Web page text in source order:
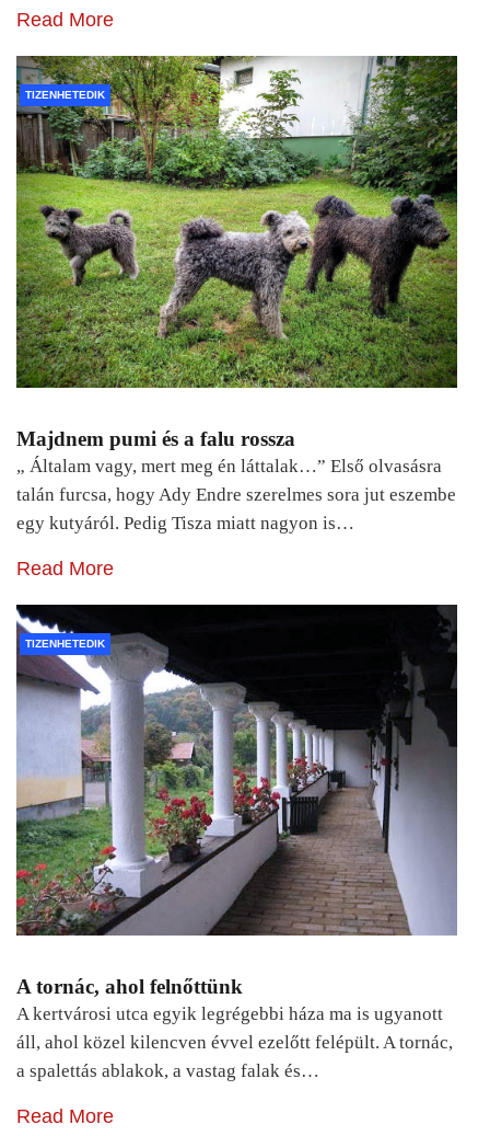
Read More
TIZENHETEDIK
Majdnem pumi és a falu rossza
„ Általam vagy, mert meg én láttalak…” Első olvasásra
talán furcsa, hogy Ady Endre szerelmes sora jut eszembe
egy kutyáról. Pedig Tisza miatt nagyon is…
Read More
TIZENHETEDIK
A tornác, ahol felnőttünk
A kertvárosi utca egyik legrégebbi háza ma is ugyanott
áll, ahol közel kilencven évvel ezelőtt felépült. A tornác,
a spalettás ablakok, a vastag falak és…
Read More